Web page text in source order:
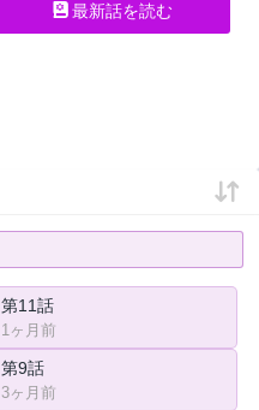
最新話を読む
第11話
1ヶ月前
第9話
3ヶ月前